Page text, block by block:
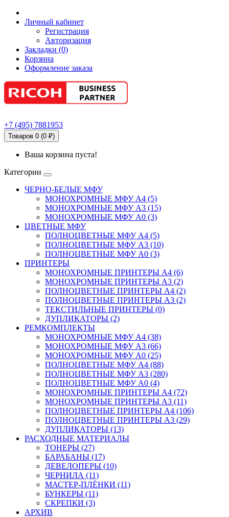
Личный кабинет
Регистрация
Авторизация
Закладки (0)
Корзина
Оформление заказа
+7 (495) 7881953
Товаров 0 (0 ₽)
Ваша корзина пуста!
Категории
ЧЕРНО-БЕЛЫЕ МФУ
МОНОХРОМНЫЕ МФУ А4 (5)
МОНОХРОМНЫЕ МФУ А3 (15)
МОНОХРОМНЫЕ МФУ А0 (3)
ЦВЕТНЫЕ МФУ
ПОЛНОЦВЕТНЫЕ МФУ А4 (5)
ПОЛНОЦВЕТНЫЕ МФУ А3 (10)
ПОЛНОЦВЕТНЫЕ МФУ А0 (3)
ПРИНТЕРЫ
МОНОХРОМНЫЕ ПРИНТЕРЫ А4 (6)
МОНОХРОМНЫЕ ПРИНТЕРЫ А3 (2)
ПОЛНОЦВЕТНЫЕ ПРИНТЕРЫ А4 (2)
ПОЛНОЦВЕТНЫЕ ПРИНТЕРЫ А3 (2)
ТЕКСТИЛЬНЫЕ ПРИНТЕРЫ (0)
ДУПЛИКАТОРЫ (2)
РЕМКОМПЛЕКТЫ
МОНОХРОМНЫЕ МФУ А4 (38)
МОНОХРОМНЫЕ МФУ А3 (66)
МОНОХРОМНЫЕ МФУ А0 (25)
ПОЛНОЦВЕТНЫЕ МФУ А4 (88)
ПОЛНОЦВЕТНЫЕ МФУ А3 (280)
ПОЛНОЦВЕТНЫЕ МФУ А0 (4)
МОНОХРОМНЫЕ ПРИНТЕРЫ А4 (72)
МОНОХРОМНЫЕ ПРИНТЕРЫ А3 (11)
ПОЛНОЦВЕТНЫЕ ПРИНТЕРЫ А4 (106)
ПОЛНОЦВЕТНЫЕ ПРИНТЕРЫ А3 (29)
ДУПЛИКАТОРЫ (13)
РАСХОДНЫЕ МАТЕРИАЛЫ
ТОНЕРЫ (27)
БАРАБАНЫ (17)
ДЕВЕЛОПЕРЫ (10)
ЧЕРНИЛА (11)
МАСТЕР-ПЛЁНКИ (11)
БУНКЕРЫ (11)
СКРЕПКИ (3)
АРХИВ